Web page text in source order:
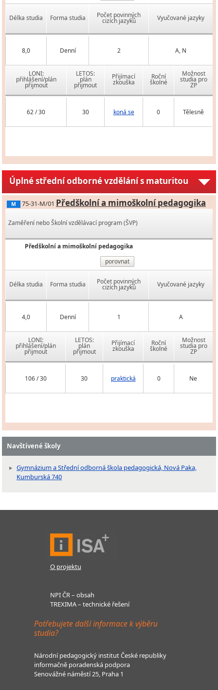
Délka studia Forma studia Počet povinných
cizích jazyků Vyučované jazyky
8,0 Denní 2 A, N
LONI:
přihlášení/plán
přijmout
LETOS:
plán
přijmout
Přijímací
zkouška
Roční
školné
Možnost
studia pro
ZP
62 / 30 30 koná se 0 Tělesně
Úplné střední odborné vzdělání s maturitou
M 75-31-M/01 Předškolní a mimoškolní pedagogika
Zaměření nebo Školní vzdělávací program (ŠVP)
Předškolní a mimoškolní pedagogika
porovnat
Délka studia Forma studia Počet povinných
cizích jazyků Vyučované jazyky
4,0 Denní 1 A
LONI:
přihlášení/plán
přijmout
LETOS:
plán
přijmout
Přijímací
zkouška
Roční
školné
Možnost
studia pro
ZP
106 / 30 30 praktická 0 Ne
Navštívené školy
Gymnázium a Střední odborná škola pedagogická, Nová Paka,
Kumburská 740
O projektu
NPI ČR – obsah
TREXIMA – technické řešení
Potřebujete další informace k výběru
studia?
Národní pedagogický institut České republiky
informačně poradenská podpora
Senovážné náměstí 25, Praha 1